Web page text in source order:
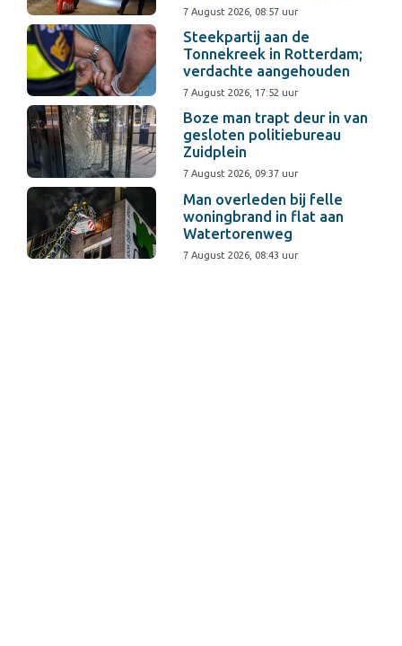
7 August 2026, 08:57 uur
Steekpartij aan de
Tonnekreek in Rotterdam;
verdachte aangehouden
7 August 2026, 17:52 uur
Boze man trapt deur in van
gesloten politiebureau
Zuidplein
7 August 2026, 09:37 uur
Man overleden bij felle
woningbrand in flat aan
Watertorenweg
7 August 2026, 08:43 uur